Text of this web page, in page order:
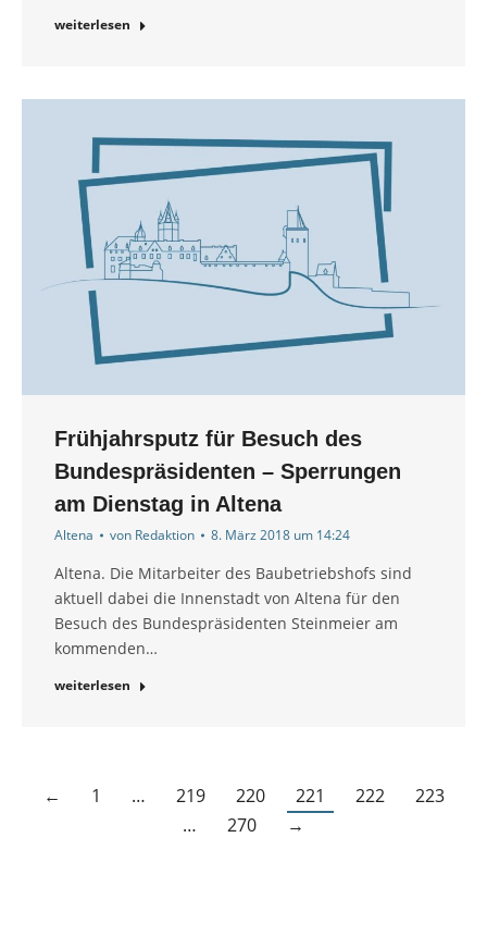
weiterlesen
Frühjahrsputz für Besuch des
Bundespräsidenten – Sperrungen
am Dienstag in Altena
Altena von Redaktion 8. März 2018 um 14:24
Altena. Die Mitarbeiter des Baubetriebshofs sind
aktuell dabei die Innenstadt von Altena für den
Besuch des Bundespräsidenten Steinmeier am
kommenden…
weiterlesen
← 1 … 219 220 221 222
223
…
270 →